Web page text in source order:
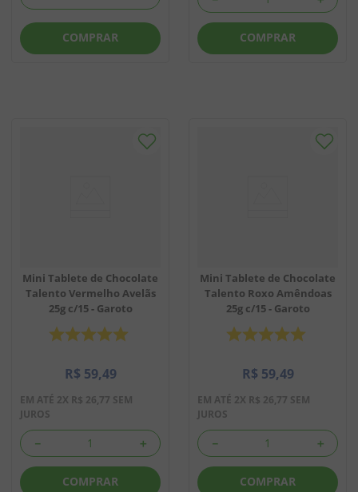
COMPRAR COMPRAR
Mini Tablete de Chocolate
Talento Vermelho Avelãs
25g c/15 - Garoto
R$ 59,49
EM ATÉ 2X R$ 26,77 SEM
JUROS
＋
－
COMPRAR
Mini Tablete de Chocolate
Talento Roxo Amêndoas
25g c/15 - Garoto
R$ 59,49
EM ATÉ 2X R$ 26,77 SEM
JUROS
＋
－
COMPRAR